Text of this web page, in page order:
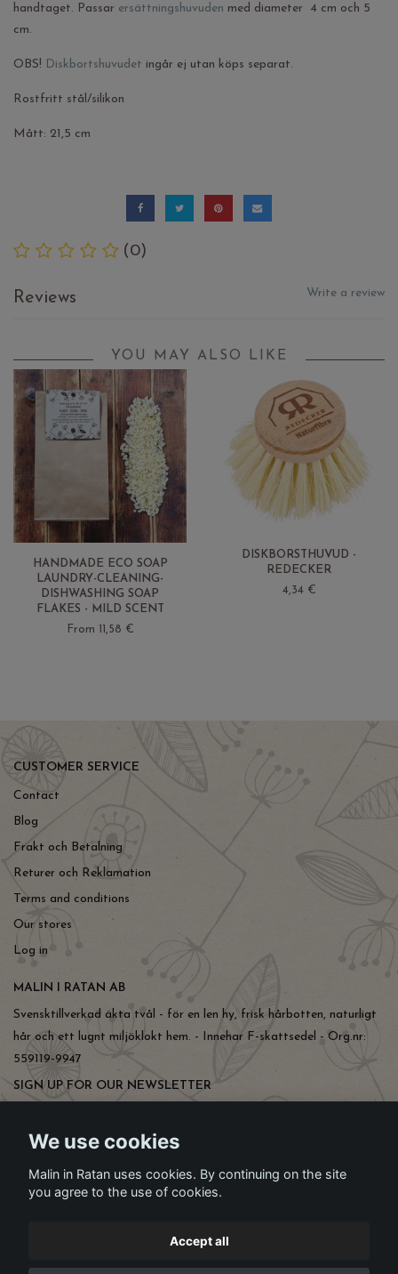
handtaget. Passar ersättningshuvuden med diameter 4 cm och 5
cm.
OBS! Diskbortshuvudet ingår ej utan köps separat.
Rostfritt stål/silikon
Mått: 21,5 cm
(0)
Reviews Write a review
YOU MAY ALSO LIKE
HANDMADE ECO SOAP
LAUNDRY-CLEANING-
DISHWASHING SOAP
FLAKES - MILD SCENT
From 11,58 €
DISKBORSTHUVUD -
REDECKER
4,34 €
CUSTOMER SERVICE
Contact
Blog
Frakt och Betalning
Returer och Reklamation
Terms and conditions
Our stores
Log in
MALIN I RATAN AB
Svensktillverkad äkta tvål - för en len hy, frisk hårbotten, naturligt
hår och ett lugnt miljöklokt hem. - Innehar F-skattsedel - Org.nr:
559119-9947
SIGN UP FOR OUR NEWSLETTER
We use cookies
Malin in Ratan uses cookies. By continuing on the site
you agree to the use of cookies.
Accept all